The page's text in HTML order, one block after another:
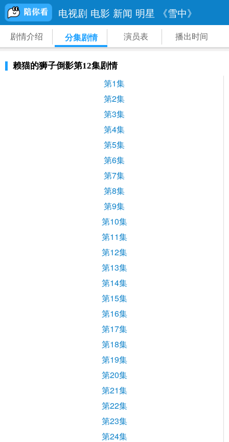
电视剧 电影 新闻 明星 《雪中》
剧情介绍 分集剧情 演员表 播出时间
赖猫的狮子倒影第12集剧情
第1集
第2集
第3集
第4集
第5集
第6集
第7集
第8集
第9集
第10集
第11集
第12集
第13集
第14集
第15集
第16集
第17集
第18集
第19集
第20集
第21集
第22集
第23集
第24集